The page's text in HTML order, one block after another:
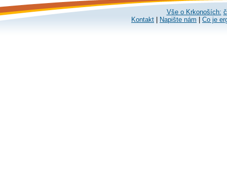
Vše o Krkonoších:
Kontakt
Napište nám Co je